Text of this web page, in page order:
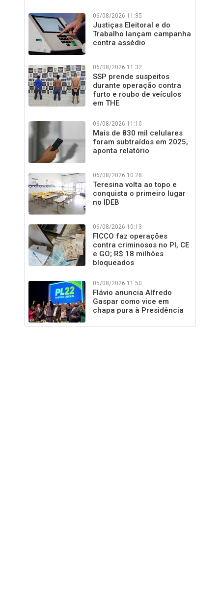
06/08/2026 11:35
Justiças Eleitoral e do
Trabalho lançam campanha
contra assédio
06/08/2026 11:32
SSP prende suspeitos
durante operação contra
furto e roubo de veículos
em THE
06/08/2026 11:10
Mais de 830 mil celulares
foram subtraídos em 2025,
aponta relatório
06/08/2026 10:28
Teresina volta ao topo e
conquista o primeiro lugar
no IDEB
06/08/2026 10:13
FICCO faz operações
contra criminosos no PI, CE
e GO; R$ 18 milhões
bloqueados
05/08/2026 11:50
Flávio anuncia Alfredo
Gaspar como vice em
chapa pura à Presidência